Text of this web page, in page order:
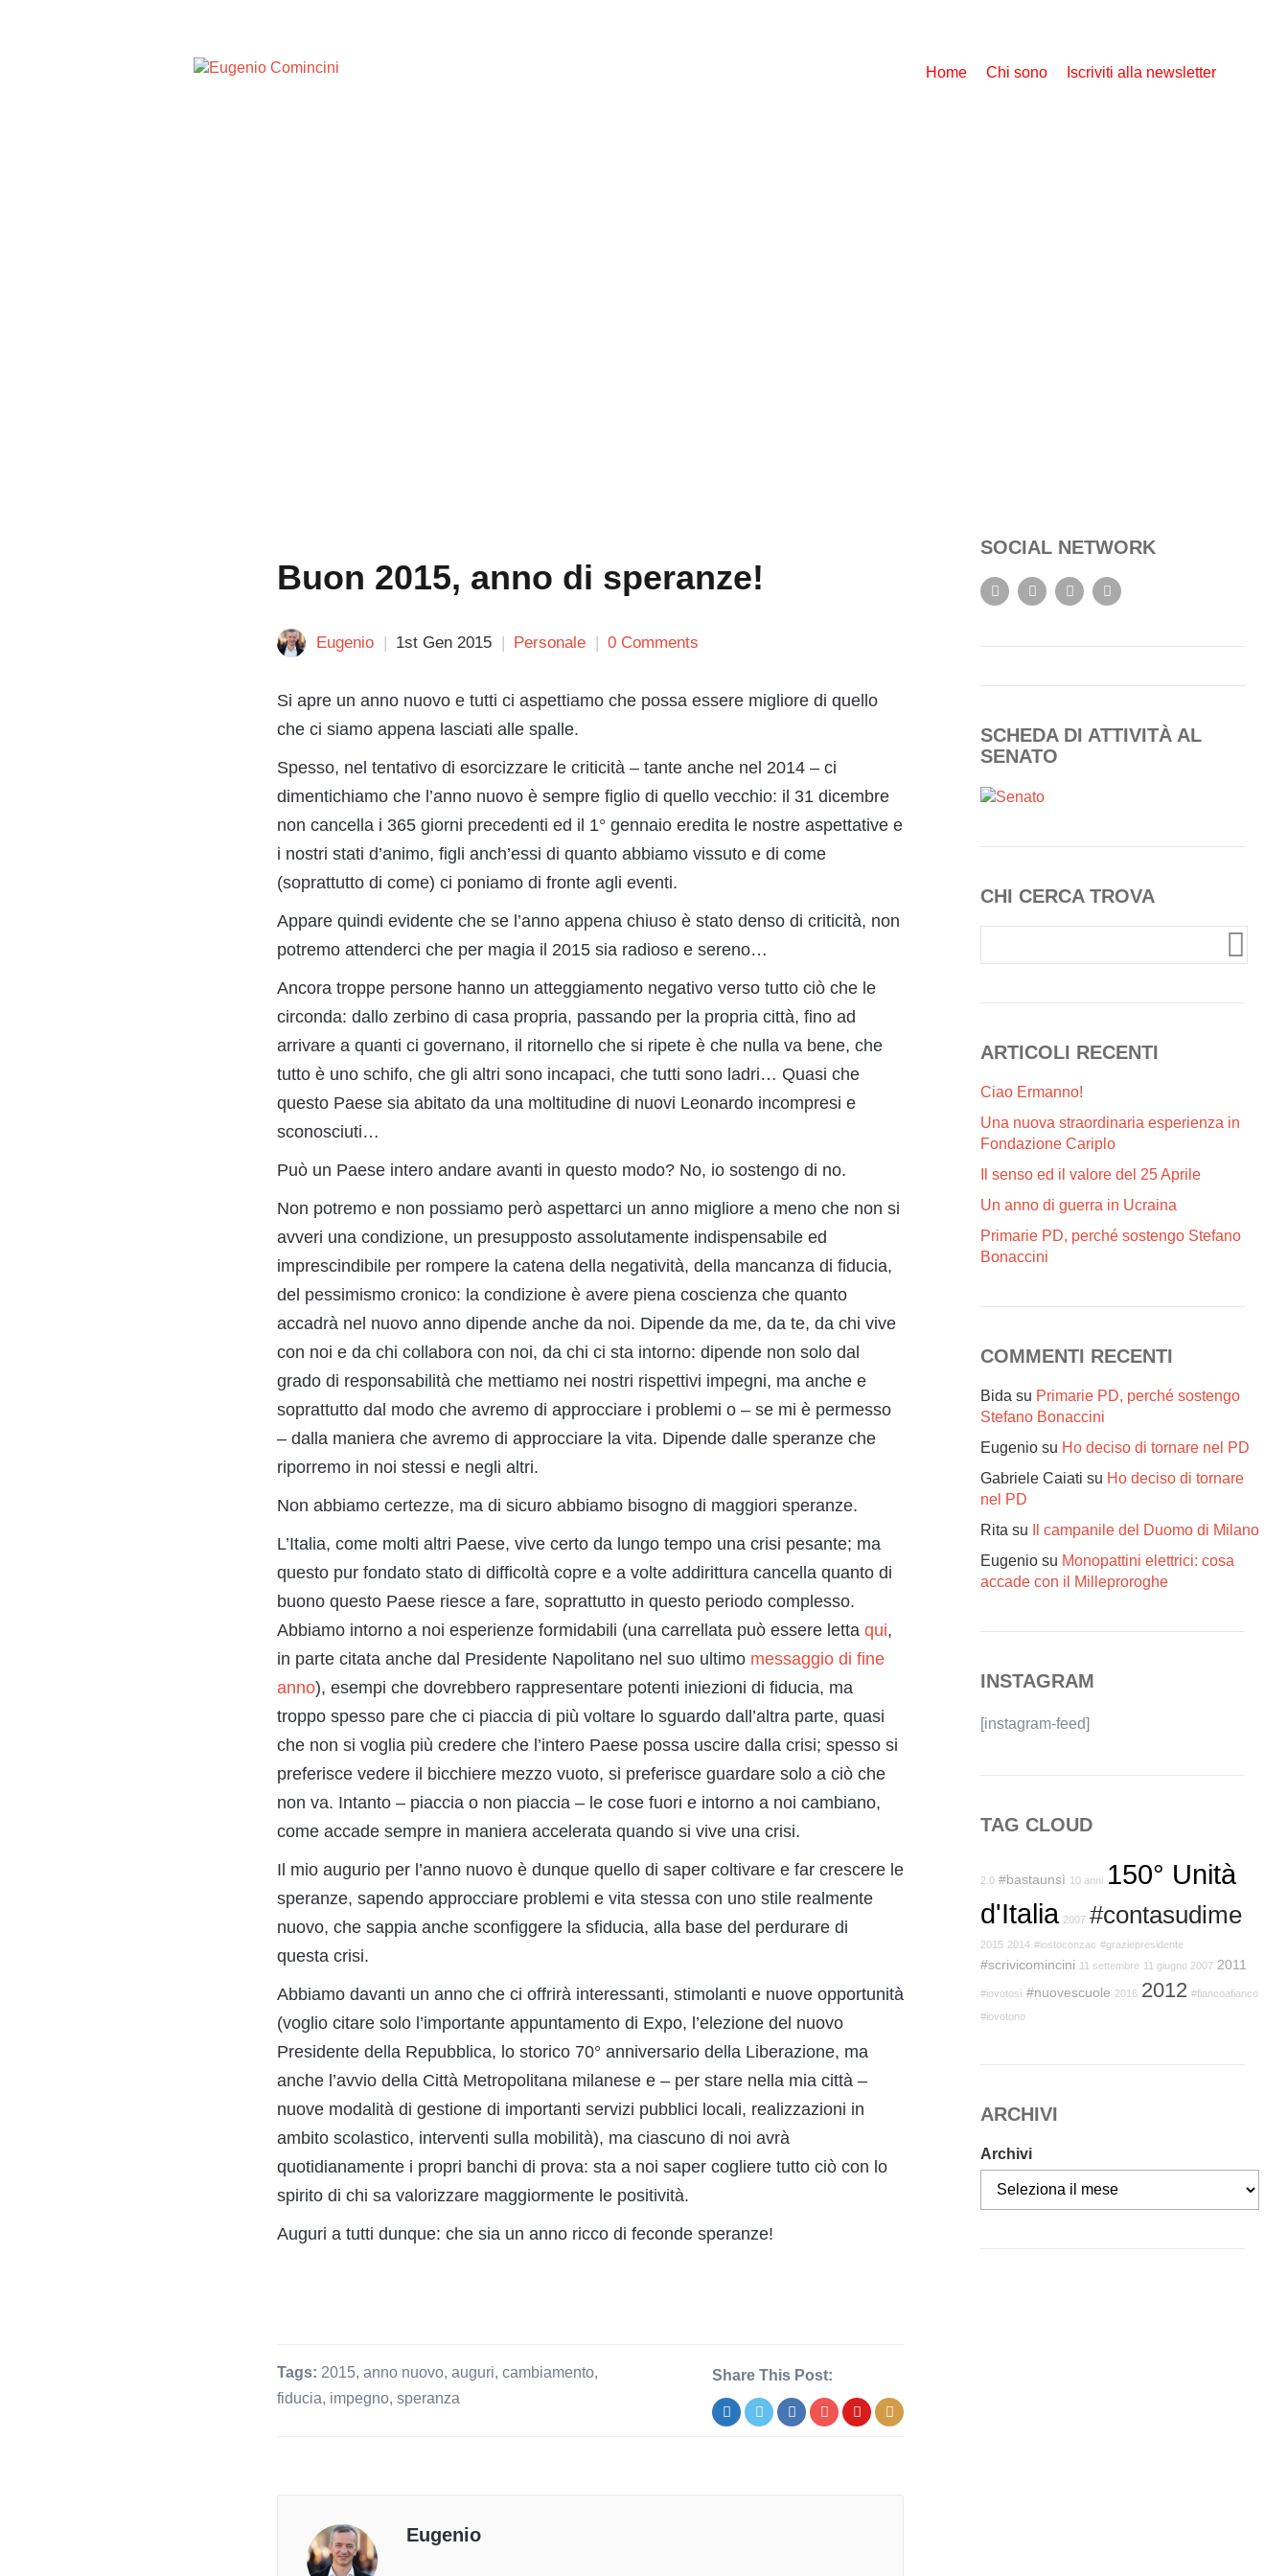
Home Chi sono Iscriviti alla newsletter
Buon 2015, anno di speranze!
Eugenio 1st Gen 2015 Personale 0 Comments
Si apre un anno nuovo e tutti ci aspettiamo che possa essere migliore di quello
che ci siamo appena lasciati alle spalle.
Spesso, nel tentativo di esorcizzare le criticità – tante anche nel 2014 – ci
dimentichiamo che l’anno nuovo è sempre figlio di quello vecchio: il 31 dicembre
non cancella i 365 giorni precedenti ed il 1° gennaio eredita le nostre aspettative e
i nostri stati d’animo, figli anch’essi di quanto abbiamo vissuto e di come
(soprattutto di come) ci poniamo di fronte agli eventi.
Appare quindi evidente che se l’anno appena chiuso è stato denso di criticità, non
potremo attenderci che per magia il 2015 sia radioso e sereno…
Ancora troppe persone hanno un atteggiamento negativo verso tutto ciò che le
circonda: dallo zerbino di casa propria, passando per la propria città, fino ad
arrivare a quanti ci governano, il ritornello che si ripete è che nulla va bene, che
tutto è uno schifo, che gli altri sono incapaci, che tutti sono ladri… Quasi che
questo Paese sia abitato da una moltitudine di nuovi Leonardo incompresi e
sconosciuti…
Può un Paese intero andare avanti in questo modo? No, io sostengo di no.
Non potremo e non possiamo però aspettarci un anno migliore a meno che non si
avveri una condizione, un presupposto assolutamente indispensabile ed
imprescindibile per rompere la catena della negatività, della mancanza di fiducia,
del pessimismo cronico: la condizione è avere piena coscienza che quanto
accadrà nel nuovo anno dipende anche da noi. Dipende da me, da te, da chi vive
con noi e da chi collabora con noi, da chi ci sta intorno: dipende non solo dal
grado di responsabilità che mettiamo nei nostri rispettivi impegni, ma anche e
soprattutto dal modo che avremo di approcciare i problemi o – se mi è permesso
– dalla maniera che avremo di approcciare la vita. Dipende dalle speranze che
riporremo in noi stessi e negli altri.
Non abbiamo certezze, ma di sicuro abbiamo bisogno di maggiori speranze.
L’Italia, come molti altri Paese, vive certo da lungo tempo una crisi pesante; ma
questo pur fondato stato di difficoltà copre e a volte addirittura cancella quanto di
buono questo Paese riesce a fare, soprattutto in questo periodo complesso.
Abbiamo intorno a noi esperienze formidabili (una carrellata può essere letta qui,
in parte citata anche dal Presidente Napolitano nel suo ultimo messaggio di fine
anno), esempi che dovrebbero rappresentare potenti iniezioni di fiducia, ma
troppo spesso pare che ci piaccia di più voltare lo sguardo dall’altra parte, quasi
che non si voglia più credere che l’intero Paese possa uscire dalla crisi; spesso si
preferisce vedere il bicchiere mezzo vuoto, si preferisce guardare solo a ciò che
non va. Intanto – piaccia o non piaccia – le cose fuori e intorno a noi cambiano,
come accade sempre in maniera accelerata quando si vive una crisi.
Il mio augurio per l’anno nuovo è dunque quello di saper coltivare e far crescere le
speranze, sapendo approcciare problemi e vita stessa con uno stile realmente
nuovo, che sappia anche sconfiggere la sfiducia, alla base del perdurare di
questa crisi.
Abbiamo davanti un anno che ci offrirà interessanti, stimolanti e nuove opportunità
(voglio citare solo l’importante appuntamento di Expo, l’elezione del nuovo
Presidente della Repubblica, lo storico 70° anniversario della Liberazione, ma
anche l’avvio della Città Metropolitana milanese e – per stare nella mia città –
nuove modalità di gestione di importanti servizi pubblici locali, realizzazioni in
ambito scolastico, interventi sulla mobilità), ma ciascuno di noi avrà
quotidianamente i propri banchi di prova: sta a noi saper cogliere tutto ciò con lo
spirito di chi sa valorizzare maggiormente le positività.
Auguri a tutti dunque: che sia un anno ricco di feconde speranze!
Tags: 2015, anno nuovo, auguri, cambiamento,
fiducia, impegno, speranza
Share This Post:
Eugenio
SOCIAL NETWORK
SCHEDA DI ATTIVITÀ AL
SENATO
CHI CERCA TROVA
ARTICOLI RECENTI
Ciao Ermanno!
Una nuova straordinaria esperienza in
Fondazione Cariplo
Il senso ed il valore del 25 Aprile
Un anno di guerra in Ucraina
Primarie PD, perché sostengo Stefano
Bonaccini
COMMENTI RECENTI
Bida su Primarie PD, perché sostengo
Stefano Bonaccini
Eugenio su Ho deciso di tornare nel PD
Gabriele Caiati su Ho deciso di tornare
nel PD
Rita su
Il campanile del Duomo di Milano
Eugenio su Monopattini elettrici: cosa
accade con il Milleproroghe
INSTAGRAM
[instagram-feed]
TAG CLOUD
2.0 #bastaunsì 10 anni 150° Unità
d'Italia 2007 #contasudime
2015 2014 #iostoconzac #graziepresidente
#scrivicomincini 11 settembre 11 giugno 2007 2011
#iovotosì #nuovescuole 2016 2012 #fiancoafianco
#iovotono
ARCHIVI
Archivi